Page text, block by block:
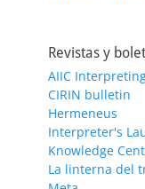
Revistas y
AIIC
CIRIN bulletin
Hermeneus
Interpreter's
Knowledge
La linterna del